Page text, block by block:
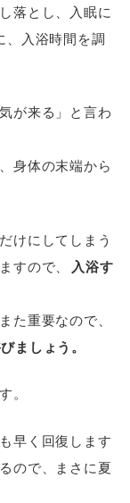
落とし、入眠に
、入浴時間を調
が来る」と言わ
身体の末端から
けにしてしまう
すので、
入浴す
た重要なので、
ましょう。
。
早く回復します
ので、まさに夏